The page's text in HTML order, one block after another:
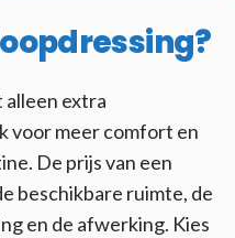
alleen extra
voor meer comfort en
De prijs van een
beschikbare ruimte, de
en de afwerking. Kies